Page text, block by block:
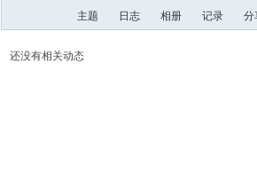
主题 日志 相册 记录 分
还没有相关动态